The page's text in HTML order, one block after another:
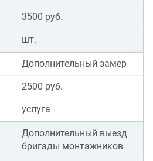
3500 руб.
шт.
Дополнительный замер
2500 руб.
услуга
Дополнительный выезд
бригады монтажников